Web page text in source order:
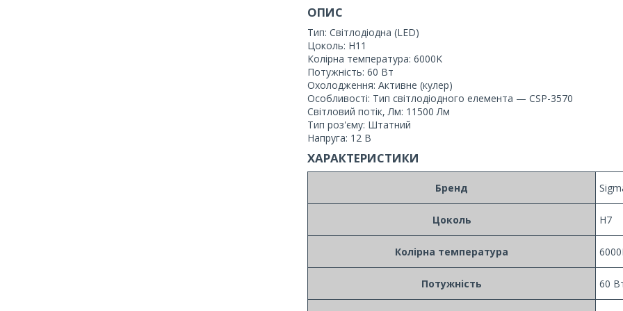
ОПИС
Тип: Світлодіодна (LED)
Цоколь: H11
Колірна температура: 6000K
Потужність: 60 Вт
Охолодження: Активне (кулер)
Особливості: Тип світлодіодного елемента — CSP-3570
Світловий потік, Лм: 11500 Лм
Тип роз'єму: Штатний
Напруга: 12 В
ХАРАКТЕРИСТИКИ
Бренд
Цоколь H7
Колірна температура
Потужність 60